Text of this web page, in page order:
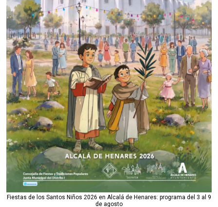
Fiestas de los Santos Niños 2026 en Alcalá de Henares: programa del 3 al 9
de agosto